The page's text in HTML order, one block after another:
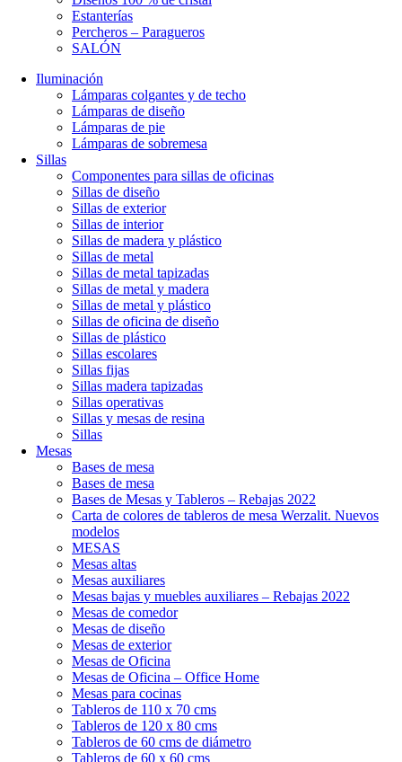
Estanterías
Percheros – Paragueros
SALÓN
Iluminación
Lámparas colgantes y de techo
Lámparas de diseño
Lámparas de pie
Lámparas de sobremesa
Sillas
Componentes para sillas de oficinas
Sillas de diseño
Sillas de exterior
Sillas de interior
Sillas de madera y plástico
Sillas de metal
Sillas de metal tapizadas
Sillas de metal y madera
Sillas de metal y plástico
Sillas de oficina de diseño
Sillas de plástico
Sillas escolares
Sillas fijas
Sillas madera tapizadas
Sillas operativas
Sillas y mesas de resina
Sillas
Mesas
Bases de mesa
Bases de mesa
Bases de Mesas y Tableros – Rebajas 2022
Carta de colores de tableros de mesa Werzalit. Nuevos
modelos
MESAS
Mesas altas
Mesas auxiliares
Mesas bajas y muebles auxiliares – Rebajas 2022
Mesas de comedor
Mesas de diseño
Mesas de exterior
Mesas de Oficina
Mesas de Oficina – Office Home
Mesas para cocinas
Tableros de 110 x 70 cms
Tableros de 120 x 80 cms
Tableros de 60 cms de diámetro
Tableros de 60 x 60 cms